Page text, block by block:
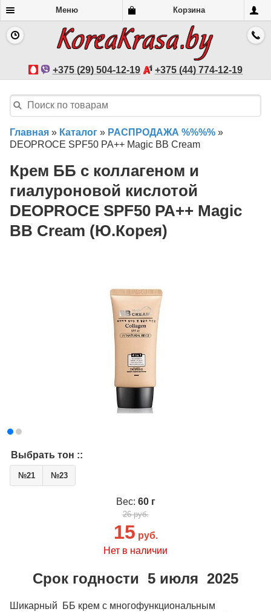
Меню Корзина
+375 (29) 504-12-19 +375 (44) 774-12-19
Главная » Каталог » РАСПРОДАЖА %%%% »
DEOPROCE SPF50 PA++ Magic BB Cream
Крем ББ с коллагеном и
гиалуроновой кислотой
DEOPROCE SPF50 PA++ Magic
BB Cream (Ю.Корея)
Выбрать тон ::
№21 №23
Вес: 60 г
26 руб.
15 руб.
Нет в наличии
Срок годности 5 июля 2025
Шикарный ББ крем с многофункциональным